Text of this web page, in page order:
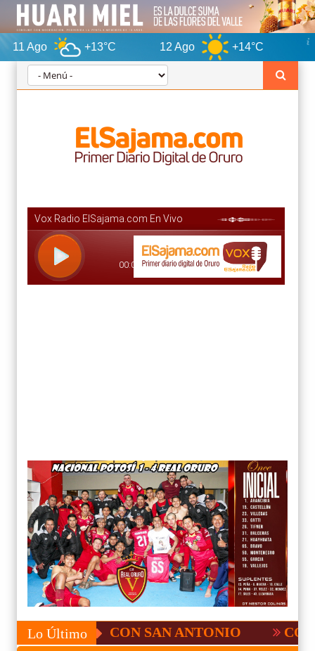
+13°C 12 Ago +14°C
Lo Último
PUDO CON SAN ANTONIO COPA